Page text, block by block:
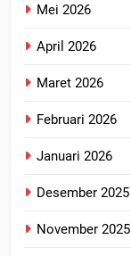
Mei 2026
April 2026
Maret 2026
Februari 2026
Januari 2026
Desember 2025
November 2025